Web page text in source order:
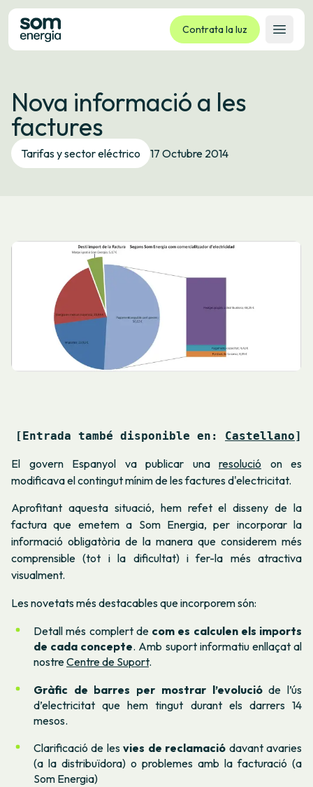
Contrata la luz
Abrir
Tarifas
Servicios
Empresas
La cooperativa
Idioma: CA GL EU
Nova informació a les
factures
Tarifas y sector eléctrico 17 Octubre 2014
[Entrada també disponible en: Castellano]
El govern Espanyol va publicar una resolució on es
modificava el contingut mínim de les factures d'electricitat.
Aprofitant aquesta situació, hem refet el disseny de la
factura que emetem a Som Energia, per incorporar la
informació obligatòria de la manera que considerem més
comprensible (tot i la dificultat) i fer-la més atractiva
visualment.
Les novetats més destacables que incorporem són:
Detall més complert de com es calculen els imports
de cada concepte. Amb suport informatiu enllaçat al
nostreCentre de Suport.
Gràfic de barres per mostrar l’evolucióde l’ús
d’electricitat que hem tingut durant els darrers 14
mesos.
Clarificació de lesvies de reclamació davant avaries
(a la distribuïdora) o problemes amb la facturació (a
Som Energia)